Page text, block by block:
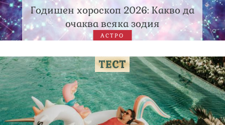
Годишен хороскоп 2026: Какво да
очаква всяка зодия
АСТРО